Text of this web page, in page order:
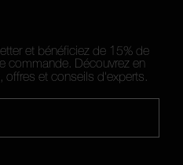
et bénéficiez de 15% de
commande. Découvrez en
et conseils d'experts.